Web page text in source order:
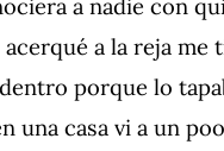
a nadie con
a la reja
porque lo
una casa vi a un